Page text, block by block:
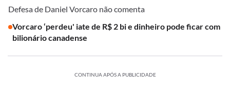
Defesa de Daniel Vorcaro não comenta
Vorcaro ‘perdeu' iate de R$ 2 bi e dinheiro pode ficar com
bilionário canadense
CONTINUA APÓS A PUBLICIDADE